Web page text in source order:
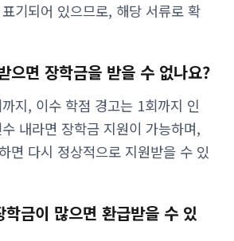
기되어 있으므로, 해당 서류로 확
으면 장학금을 받을 수 없나요?
지, 이수 학점 경고는 1회까지 인
내라면 장학금 지원이 가능하며,
면 다시 정상적으로 지원받을 수 있
학금이 많으면 환급받을 수 있